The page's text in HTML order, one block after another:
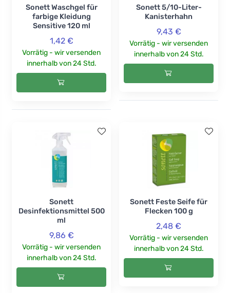
Sonett Waschgel für
farbige Kleidung
Sensitive 120 ml
1,42 €
Vorrätig - wir versenden
innerhalb von 24 Std.
Sonett 5/10-Liter-
Kanisterhahn
9,43 €
Vorrätig - wir versenden
innerhalb von 24 Std.
Sonett
Desinfektionsmittel 500
ml
9,86 €
Vorrätig - wir versenden
innerhalb von 24 Std.
Sonett Feste Seife für
Flecken 100 g
2,48 €
Vorrätig - wir versenden
innerhalb von 24 Std.